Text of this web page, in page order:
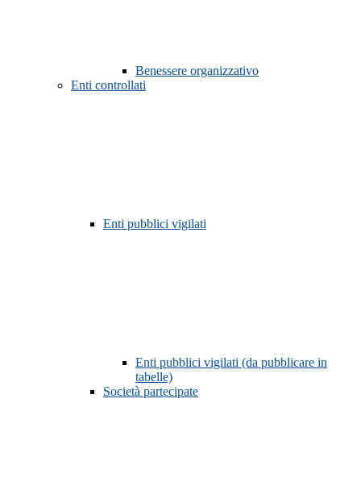
Benessere organizzativo
Enti controllati
Enti pubblici vigilati
Enti pubblici vigilati (da pubblicare in
tabelle)
Società partecipate